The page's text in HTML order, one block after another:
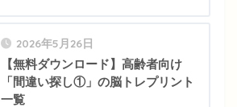
2026年5月26日
【無料ダウンロード】高齢者向け
「間違い探し①」の脳トレプリント
一覧